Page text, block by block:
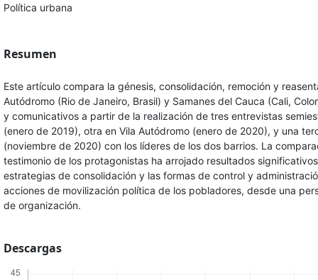
Política urbana
Resumen
Este artículo compara la génesis, consolidación, remoción y
Autódromo (Rio de Janeiro, Brasil) y Samanes del Cauca (Cali,
y comunicativos a partir de la realización de tres entrevistas
(enero de 2019), otra en Vila Autódromo (enero de 2020), y una
(noviembre de 2020) con los líderes de los dos barrios. La
testimonio de los protagonistas ha arrojado resultados
estrategias de consolidación y las formas de control y
acciones de movilización política de los pobladores, desde una
de organización.
Descargas